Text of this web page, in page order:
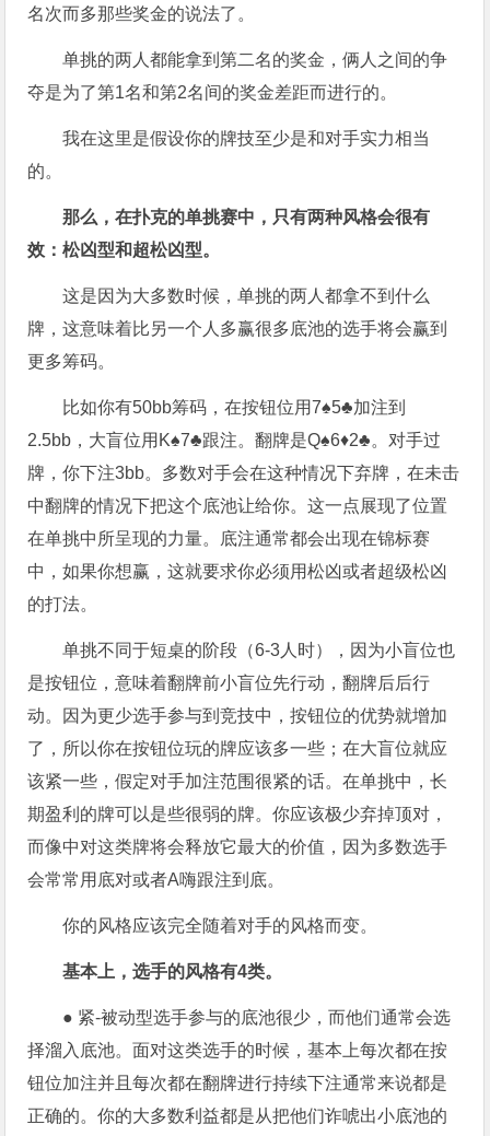
名次而多那些奖金的说法了。
单挑的两人都能拿到第二名的奖金，俩人之间的争
夺是为了第1名和第2名间的奖金差距而进行的。
我在这里是假设你的牌技至少是和对手实力相当
的。
那么，在扑克的单挑赛中，只有两种风格会很有
效：松凶型和超松凶型。
这是因为大多数时候，单挑的两人都拿不到什么
牌，这意味着比另一个人多赢很多底池的选手将会赢到
更多筹码。
比如你有50bb筹码，在按钮位用7♠5♣加注到
2.5bb，大盲位用K♠7♣跟注。翻牌是Q♠6♦2♣。对手过
牌，你下注3bb。多数对手会在这种情况下弃牌，在未击
中翻牌的情况下把这个底池让给你。这一点展现了位置
在单挑中所呈现的力量。底注通常都会出现在锦标赛
中，如果你想赢，这就要求你必须用松凶或者超级松凶
的打法。
单挑不同于短桌的阶段（6-3人时），因为小盲位也
是按钮位，意味着翻牌前小盲位先行动，翻牌后后行
动。因为更少选手参与到竞技中，按钮位的优势就增加
了，所以你在按钮位玩的牌应该多一些；在大盲位就应
该紧一些，假定对手加注范围很紧的话。在单挑中，长
期盈利的牌可以是些很弱的牌。你应该极少弃掉顶对，
而像中对这类牌将会释放它最大的价值，因为多数选手
会常常用底对或者A嗨跟注到底。
你的风格应该完全随着对手的风格而变。
基本上，选手的风格有4类。
● 紧-被动型选手参与的底池很少，而他们通常会选
择溜入底池。面对这类选手的时候，基本上每次都在按
钮位加注并且每次都在翻牌进行持续下注通常来说都是
正确的。你的大多数利益都是从把他们诈唬出小底池的